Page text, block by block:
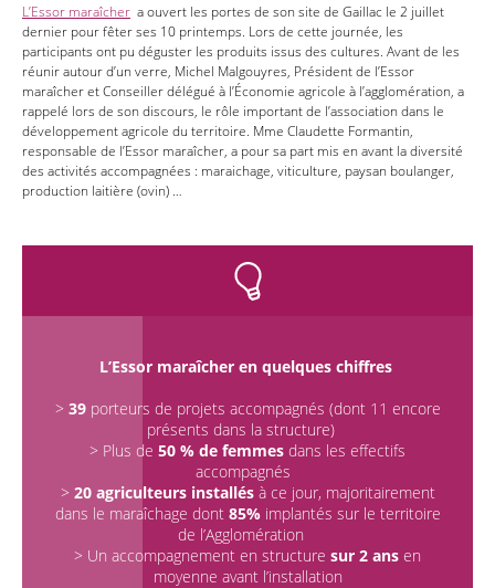
L’Essor maraîcher a ouvert les portes de son site de Gaillac le 2 juillet
dernier pour fêter ses 10 printemps. Lors de cette journée, les
participants ont pu déguster les produits issus des cultures. Avant de les
réunir autour d’un verre, Michel Malgouyres, Président de l’Essor
maraîcher et Conseiller délégué à l’Économie agricole à l’agglomération, a
rappelé lors de son discours, le rôle important de l’association dans le
développement agricole du territoire. Mme Claudette Formantin,
responsable de l’Essor maraîcher, a pour sa part mis en avant la diversité
des activités accompagnées : maraichage, viticulture, paysan boulanger,
production laitière (ovin) …
L’Essor maraîcher en quelques chiffres
> 39porteurs de projets accompagnés (dont 11 encore
présents dans la structure)
> Plus de 50 % de femmes dans les effectifs
accompagnés
> 20 agriculteurs installésà ce jour, majoritairement
dans le maraîchage dont 85%implantés sur le territoire
de l’Agglomération
> Un accompagnement en structure sur 2 ans en
moyenne avant l’installation